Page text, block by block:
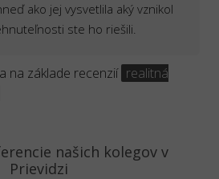
ako jej vysvetlila aký vznikol
ste ho riešili.
na základe recenzií realitná
našich kolegov v
Prievidzi